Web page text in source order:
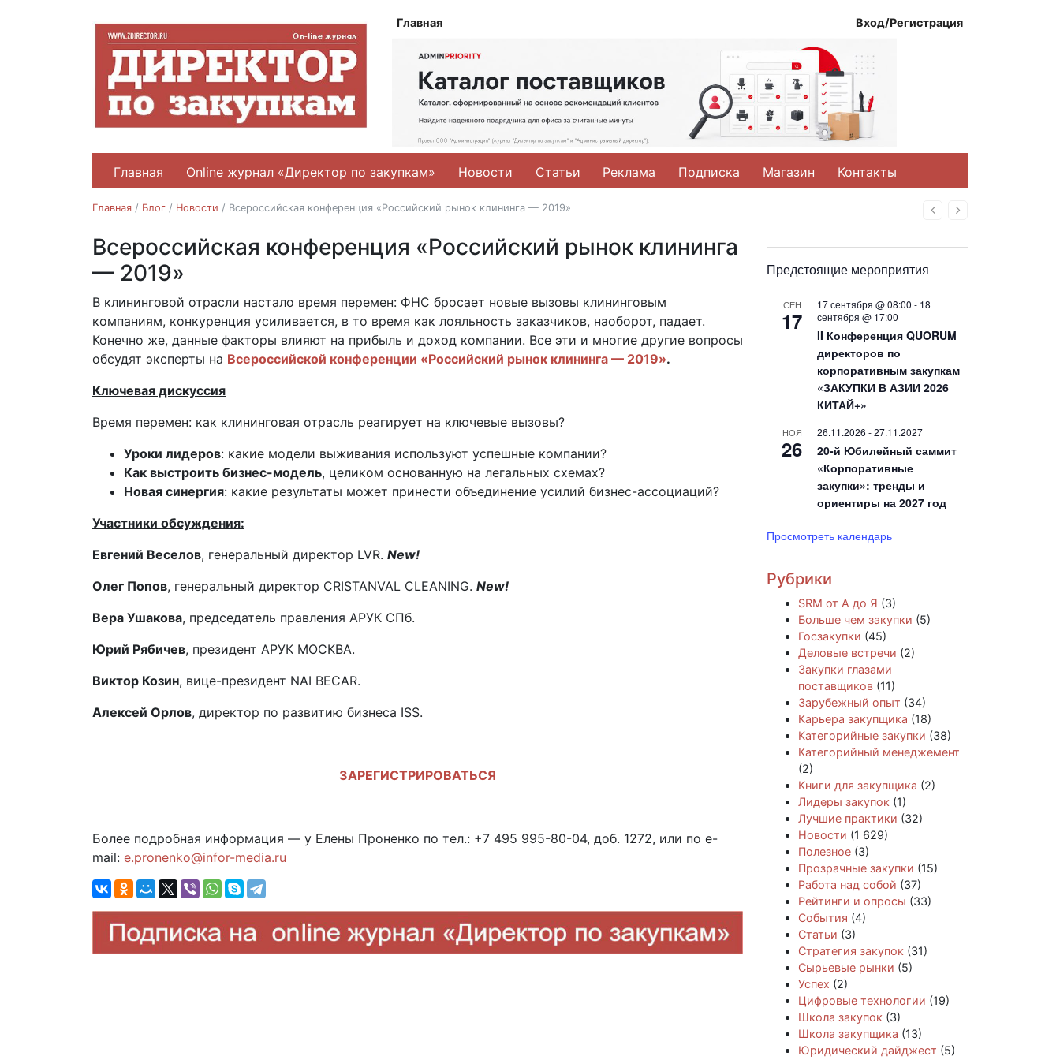
Главная Вход/Регистрация
Главная Online журнал «Директор по закупкам» Новости Статьи Реклама Подписка Магазин Контакты
НазадВперед
Главная / Блог / Новости / Всероссийская конференция «Российский рынок клининга — 2019»
Новости
Всероссийская конференция «Российский рынок клининга
— 2019»
09.11.2018
В клининговой отрасли настало время перемен: ФНС бросает новые вызовы клининговым
компаниям, конкуренция усиливается, в то время как лояльность заказчиков, наоборот, падает.
Конечно же, данные факторы влияют на прибыль и доход компании. Все эти и многие другие вопросы
обсудят эксперты на Всероссийской конференции «Российский рынок клининга — 2019».
Ключевая дискуссия
Время перемен: как клининговая отрасль реагирует на ключевые вызовы?
Уроки лидеров: какие модели выживания используют успешные компании?
Как выстроить бизнес-модель, целиком основанную на легальных схемах?
Новая синергия: какие результаты может принести объединение усилий бизнес-ассоциаций?
Участники обсуждения:
Евгений Веселов, генеральный директор LVR. New!
Олег Попов, генеральный директор CRISTANVAL CLEANING. New!
Вера Ушакова, председатель правления АРУК СПб.
Юрий Рябичев, президент АРУК МОСКВА.
Виктор Козин, вице-президент NAI BECAR.
Алексей Орлов, директор по развитию бизнеса ISS.
ЗАРЕГИСТРИРОВАТЬСЯ
Более подробная информация — у Елены Проненко по тел.: +7 495 995-80-04, доб. 1272, или по e-
mail: e.pronenko@infor-media.ru
Предстоящие мероприятия
СЕН
17
17 сентября @ 08:00 - 18
сентября @ 17:00
II Конференция QUORUM
директоров по
корпоративным закупкам
«ЗАКУПКИ В АЗИИ 2026
КИТАЙ+»
НОЯ
26
26.11.2026 -27.11.2027
20-й Юбилейный саммит
«Корпоративные
закупки»: тренды и
ориентиры на 2027 год
Просмотреть календарь
Рубрики
SRM от А до Я (3)
Больше чем закупки (5)
Госзакупки (45)
Деловые встречи (2)
Закупки глазами
поставщиков (11)
Зарубежный опыт (34)
Карьера закупщика (18)
Категорийные закупки (38)
Категорийный менеджемент
(2)
Книги для закупщика (2)
Лидеры закупок (1)
Лучшие практики (32)
Новости (1 629)
Полезное (3)
Прозрачные закупки (15)
Работа над собой (37)
Рейтинги и опросы (33)
События (4)
Статьи (3)
Стратегия закупок (31)
Сырьевые рынки (5)
Успех (2)
Цифровые технологии (19)
Школа закупок (3)
Школа закупщика (13)
Юридический дайджест (5)